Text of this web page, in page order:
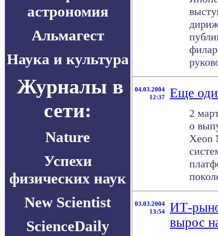
астрономия
Альмагест
Наука и культура
Журналы в
сети:
Nature
Успехи
физических наук
New Scientist
ScienceDaily
04.03.2004
12:37
Еще
2
о
Xeon
03.03.2004
13:54
ИТ-
вырос